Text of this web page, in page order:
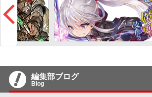
編集部ブログ
Blog